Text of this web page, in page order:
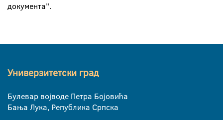
документа".
Универзитетски град
Булевар војводе Петра Бојовића
Бања Лука, Република Српска